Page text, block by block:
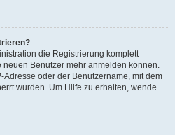
die Registrierung komplett
Benutzer mehr anmelden können.
Adresse oder der Benutzername, mit dem
wurden. Um Hilfe zu erhalten, wende